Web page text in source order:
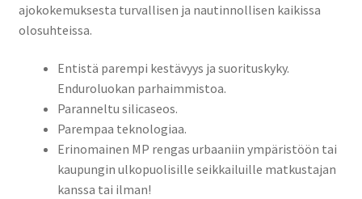
ajokokemuksesta turvallisen ja nautinnollisen kaikissa
olosuhteissa.
Entistä parempi kestävyys ja suorituskyky.
Enduroluokan parhaimmistoa.
Paranneltu silicaseos.
Parempaa teknologiaa.
Erinomainen MP rengas urbaaniin ympäristöön tai
kaupungin ulkopuolisille seikkailuille matkustajan
kanssa tai ilman!